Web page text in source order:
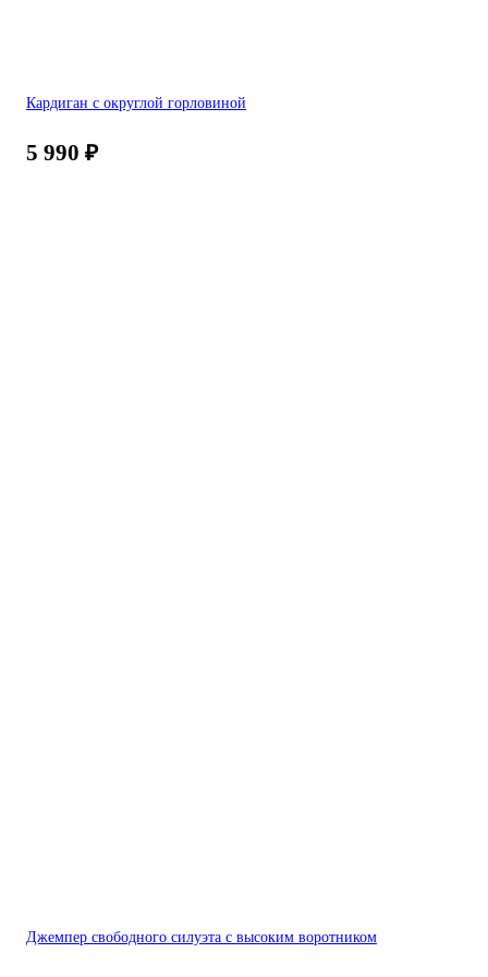
Кардиган с округлой горловиной
5 990 ₽
Джемпер свободного силуэта с высоким воротником